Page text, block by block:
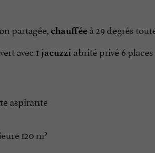
partagée, chaufféeà 29 degrés
avec 1 jacuzzi abrité privé 6
aspirante
120 m²